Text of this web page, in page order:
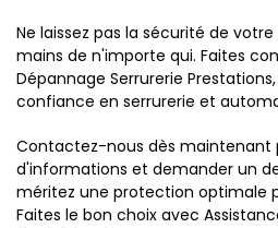
Ne laissez pas la sécurité de
mains de n'importe qui. Faites
Dépannage Serrurerie
confiance en serrurerie et
Contactez-nous dès maintenant
d'informations et demander un
méritez une protection optimale
Faites le bon choix avec